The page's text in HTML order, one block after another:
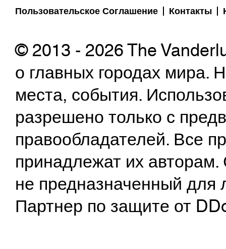
Пользовательское Соглашение Контакты
© 2013 - 2026 The
о главных городах
места, события.
разрешено только с
правообладателей. Все
принадлежат их
не предназначенный
Партнер по защите от